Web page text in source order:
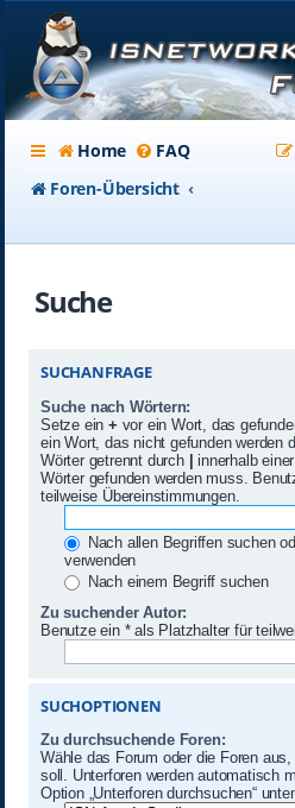
Home FAQ
Foren-Übersicht
Suche
SUCHANFRAGE
Suche nach Wörtern:
Setze ein + vor ein Wort, das
ein Wort, das nicht gefunden werden
Wörter getrennt durch | innerhalb
Wörter gefunden werden muss.
teilweise Übereinstimmungen.
Nach allen Begriffen suchen
verwenden
Nach einem Begriff suchen
Zu suchender Autor:
Benutze ein * als Platzhalter für
SUCHOPTIONEN
Zu durchsuchende Foren:
Wähle das Forum oder die Foren
soll. Unterforen werden automatisch
Option „Unterforen durchsuchen“